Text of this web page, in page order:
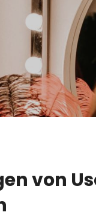
von